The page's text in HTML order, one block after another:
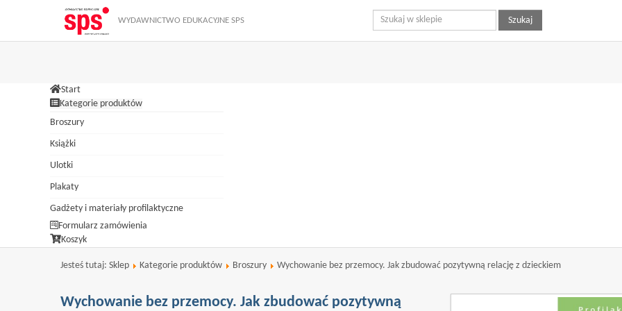
W ramach naszej witryny stosujemy pliki cookies. Korzystanie z witryny bez zmiany ustawień dotyczących cookies oznacza, że będą one
dokonać w każdym czasie zmiany ustawień dotyczących cookies. Więcej szczegółów w naszej 'Polityce Cookies'.
WYDAWNICTWO EDUKACYJNE SPS Szukaj
Start
Kategorie produktów
Broszury
Książki
Ulotki
Plakaty
Gadżety i materiały profilaktyczne
Formularz zamówienia
Koszyk
Jesteś tutaj: Sklep Kategorie produktów Broszury Wychowanie bez przemocy. Jak zbudować pozytywną relację z dzieckiem
Wychowanie bez przemocy. Jak zbudować pozytywną